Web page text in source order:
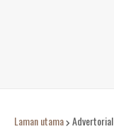
Laman utama Advertorial